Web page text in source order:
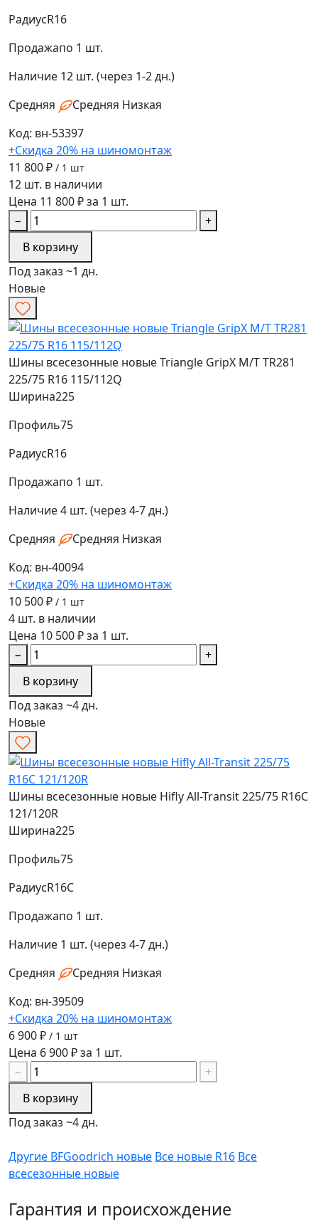
РадиусR16
Продажапо 1 шт.
Наличие 12 шт. (через 1-2 дн.)
Средняя
Средняя Низкая
Код: вн-53397
+Скидка 20% на шиномонтаж
11 800 ₽ / 1 шт
12 шт. в наличии
Цена 11 800 ₽ за 1 шт.
−
+
В корзину
Под заказ ~1 дн.
Новые
Шины всесезонные новые Triangle GripX M/T TR281
225/75 R16 115/112Q
Ширина225
Профиль75
РадиусR16
Продажапо 1 шт.
Наличие4 шт. (через 4-7 дн.)
Средняя
Средняя Низкая
Код: вн-40094
+Скидка 20% на шиномонтаж
10 500 ₽ / 1 шт
4 шт. в наличии
Цена 10 500 ₽ за 1 шт.
−
+
В корзину
Под заказ ~4 дн.
Новые
Шины всесезонные новые Hifly All-Transit 225/75 R16C
121/120R
Ширина225
Профиль75
РадиусR16C
Продажапо 1 шт.
Наличие 1 шт. (через 4-7 дн.)
Средняя
Средняя Низкая
Код: вн-39509
+Скидка 20% на шиномонтаж
6 900 ₽ / 1 шт
Цена 6 900 ₽ за 1 шт.
−
+
В корзину
Под заказ ~4 дн.
Другие BFGoodrich новые Все новые R16 Все
всесезонные новые
Гарантия и происхождение